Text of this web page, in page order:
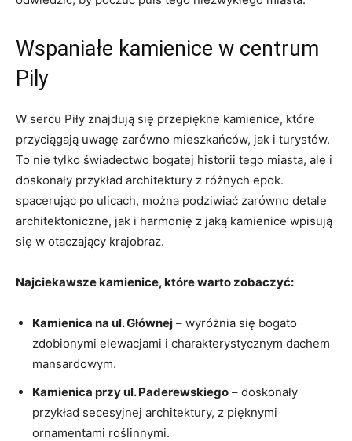
Wspaniałe kamienice w‌ centrum
⁣Pily
W⁤ sercu Piły znajdują się przepiękne kamienice, które
przyciągają uwagę ‍zarówno mieszkańców, jak​ i turystów.
To nie ‌tylko świadectwo bogatej historii‍ tego​ miasta, ale i
doskonały przykład architektury ‌z różnych ‍epok.
spacerując ‍po​ ulicach, można podziwiać zarówno detale​
architektoniczne, jak i harmonię z jaką ⁤kamienice wpisują
się w otaczający krajobraz.
Najciekawsze⁤ kamienice, które warto zobaczyć:
Kamienica na ul.⁤ Głównej – wyróżnia się ⁢bogato
zdobionymi ‌elewacjami i charakterystycznym⁣ dachem
mansardowym.
Kamienica przy ul. Paderewskiego – doskonały
⁤przykład secesyjnej architektury, z pięknymi⁤
ornamentami roślinnymi.